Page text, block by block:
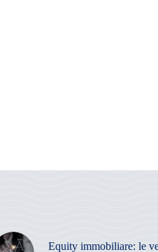
Equity immobiliare: le